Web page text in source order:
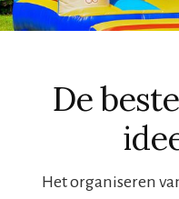
De
Het organiseren